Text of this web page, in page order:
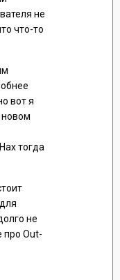
не
что-то
вот я
новом
тогда
не
про Out-